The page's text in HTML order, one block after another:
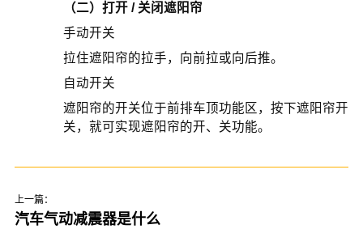
（二）打开 / 关闭遮阳帘
手动开关
拉住遮阳帘的拉手，向前拉或向后推。
自动开关
遮阳帘的开关位于前排车顶功能区，按下遮阳帘开
关，就可实现遮阳帘的开、关功能。
上一篇：
汽车气动减震器是什么